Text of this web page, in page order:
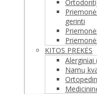
gerinti
KITOS PREKĖS
Alerginiai
Namų